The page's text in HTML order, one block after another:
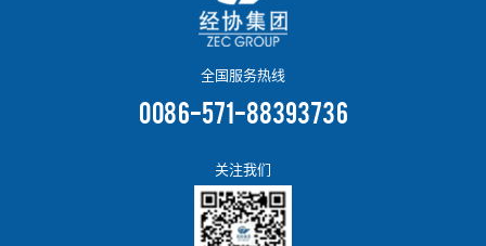
全国服务热线
0086-571-88393736
关注我们